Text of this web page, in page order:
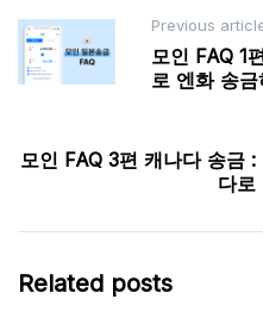
Post
navigation
Previous
모인 FAQ 1
로 엔화 송금
모인 FAQ 3편 캐나다 송금
다로
Related posts